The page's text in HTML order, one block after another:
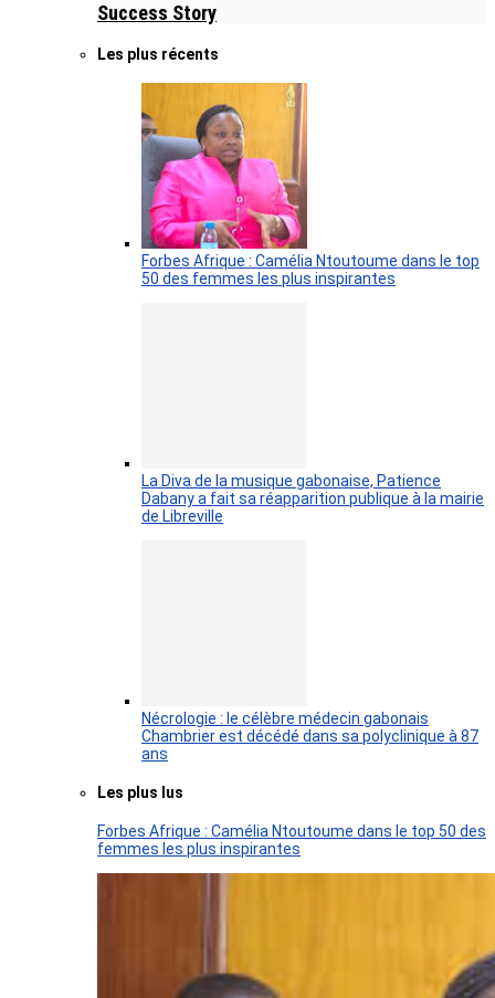
Success Story
Les plus récents
Forbes Afrique : Camélia Ntoutoume dans le top
50 des femmes les plus inspirantes
La Diva de la musique gabonaise, Patience
Dabany a fait sa réapparition publique à la mairie
de Libreville
Nécrologie : le célèbre médecin gabonais
Chambrier est décédé dans sa polyclinique à 87
ans
Les plus lus
Forbes Afrique : Camélia Ntoutoume dans le top 50 des
femmes les plus inspirantes